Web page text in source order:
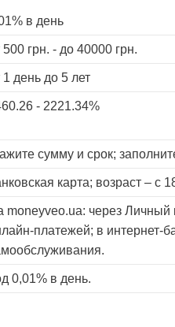
в день
500 грн. - до 40000 грн.
1 день до 5 лет
- 2221.34%
сумму и срок;
карта; возраст –
moneyveo.ua: через Личный
платежей; в интернет-
0,01% в день.